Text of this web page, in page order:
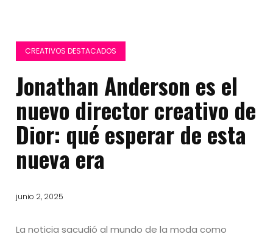
CREATIVOS DESTACADOS
Jonathan Anderson es el
nuevo director creativo de
Dior: qué esperar de esta
nueva era
junio 2, 2025
La noticia sacudió al mundo de la moda como